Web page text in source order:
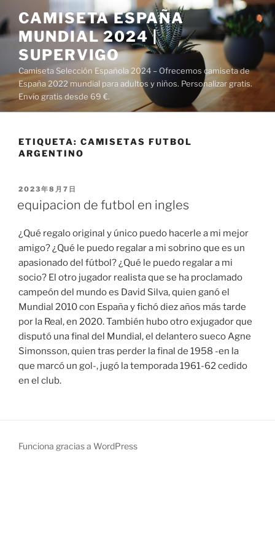
al
contenido
CAMISETA ESPAÑA
MUNDIAL 2024 |
SUPERVIGO
Camiseta Selección Española 2024 – Ofrecemos camiseta de
España 2022 mundial para adultos y niños. Personalizar gratis.
Envío gratis desde 69 €.
ETIQUETA: CAMISETAS FUTBOL
ARGENTINO
PUBLICADO
2023年8月7日
equipacion de futbol en ingles
¿Qué regalo original y único puedo hacerle a mi mejor
amigo? ¿Qué le puedo regalar a mi sobrino que es un
apasionado del fútbol? ¿Qué le puedo regalar a mi
socio? El otro jugador realista que se ha proclamado
campeón del mundo es David Silva, quien ganó el
Mundial 2010 con España y fichó diez años más tarde
por la Real, en 2020. También hubo otro exjugador que
disputó una final del Mundial, el delantero sueco Agne
Simonsson, quien tras perder la final de 1958 -en la
que marcó un gol-, jugó la temporada 1961-62 cedido
en el club.
Funciona gracias a WordPress